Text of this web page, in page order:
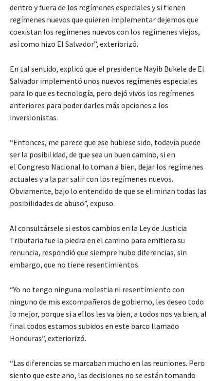
dentro y fuera de los regímenes especiales y si tienen
regímenes nuevos que quieren implementar dejemos que
coexistan los regímenes nuevos con los regímenes viejos,
así como hizo El Salvador”, exteriorizó.
En tal sentido, explicó que el presidente Nayib Bukele de El
Salvador implementó unos nuevos regímenes especiales
para lo que es tecnología, pero dejó vivos los regímenes
anteriores para poder darles más opciones a los
inversionistas.
“Entonces, me parece que ese hubiese sido, todavía puede
ser la posibilidad, de que sea un buen camino, si en
el Congreso Nacional lo toman a bien, dejar los regímenes
actuales y a la par salir con los regímenes nuevos.
Obviamente, bajo lo entendido de que se eliminan todas las
posibilidades de abuso”, expuso.
Al consultársele si estos cambios en la Ley de Justicia
Tributaria fue la piedra en el camino para emitiera su
renuncia, respondió que siempre hubo diferencias, sin
embargo, que no tiene resentimientos.
“Yo no tengo ninguna molestia ni resentimiento con
ninguno de mis excompañeros de gobierno, les deseo todo
lo mejor, porque si a ellos les va bien, a todos nos va bien, al
final todos estamos subidos en este barco llamado
Honduras”, exteriorizó.
“Las diferencias se marcaban mucho en las reuniones. Pero
siento que este año, las decisiones no se están tomando